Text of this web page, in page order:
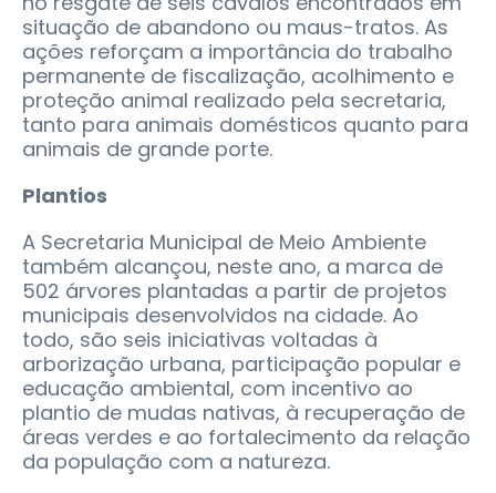
situação de abandono ou maus-tratos. As
ações reforçam a importância do trabalho
permanente de fiscalização, acolhimento e
proteção animal realizado pela secretaria,
tanto para animais domésticos quanto para
animais de grande porte.
Plantios
A Secretaria Municipal de Meio Ambiente
também alcançou, neste ano, a marca de
502 árvores plantadas a partir de projetos
municipais desenvolvidos na cidade. Ao
todo, são seis iniciativas voltadas à
arborização urbana, participação popular e
educação ambiental, com incentivo ao
plantio de mudas nativas, à recuperação de
áreas verdes e ao fortalecimento da relação
da população com a natureza.